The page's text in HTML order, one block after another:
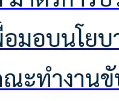
อมอบนโย
ณะทำงาน